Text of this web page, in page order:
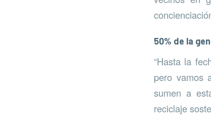
50% de la
“Hasta la
pero vamos
sumen a
reciclaje